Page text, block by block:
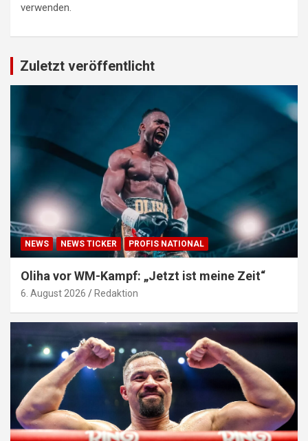
verwenden.
Zuletzt veröffentlicht
NEWS NEWS TICKER PROFIS NATIONAL
Oliha vor WM-Kampf: „Jetzt ist meine Zeit“
6. August 2026 Redaktion